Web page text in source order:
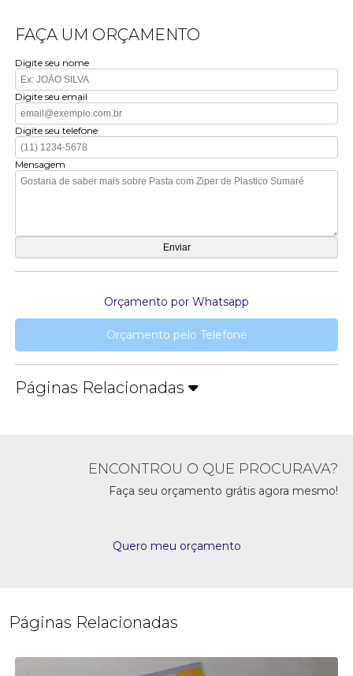
FAÇA UM ORÇAMENTO
Digite seu nome
Digite seu email
Digite seu telefone
Mensagem
Orçamento por Whatsapp
Orçamento pelo Telefone
Páginas Relacionadas
ENCONTROU O QUE PROCURAVA?
Faça seu orçamento grátis agora mesmo!
Quero meu orçamento
Páginas Relacionadas